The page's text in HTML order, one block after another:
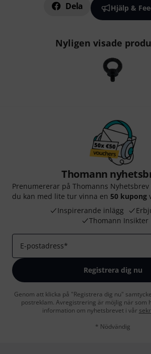
Dela Hjälp &
Nyligen visade
Thomann
Prenumererar på Thomanns Nyhetsbrev
du kan med lite tur vinna en 50 kupong
Inspirerande inlägg
Thomann Insikter
E-postadress*
Registrera dig nu
Genom att klicka på "Registrera dig nu"
postreklam. Avregistrering är möjlig när som
information om nyhetsbrevet i vår
* Nödvändig